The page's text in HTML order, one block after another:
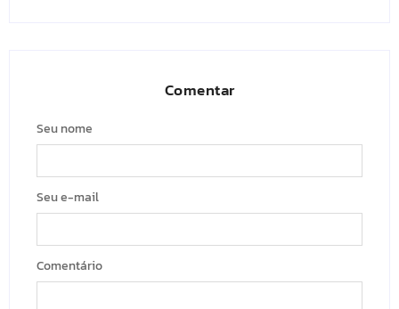
Comentar
Seu nome
Seu e-mail
Comentário